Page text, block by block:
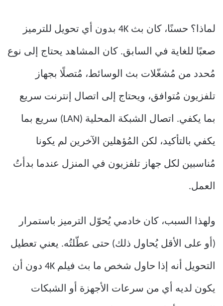
لماذا؟ حسنًا، كان بث 4K بدون أي تحويل للترميز
صعبًا للغاية في السابق. كان المشاهد يحتاج إلى نوع
مُحدد من مُشغّلات بث الوسائط، مُتصلًا بجهاز
تلفزيون مُتوافق، ويحتاج إلى اتصال إنترنت سريع
بما يكفي. اتصال الشبكة المحلية (LAN) سريع بما
يكفي بالتأكيد، لكن المُؤهلين الآخرين لم يكونا
مُناسبين لكل جهاز تلفزيون في المنزل عندما بدأتُ
العمل.
ولهذا السبب، كان خادمي يُحوّل الترميز باستمرار
(أو على الأقل يُحاول ذلك) حتى عطّلتُه. يعني تعطيل
التحويل أنه إذا حاول شخص ما بث فيلم 4K دون أن
يكون لديه أي من سرعات الأجهزة أو الشبكات